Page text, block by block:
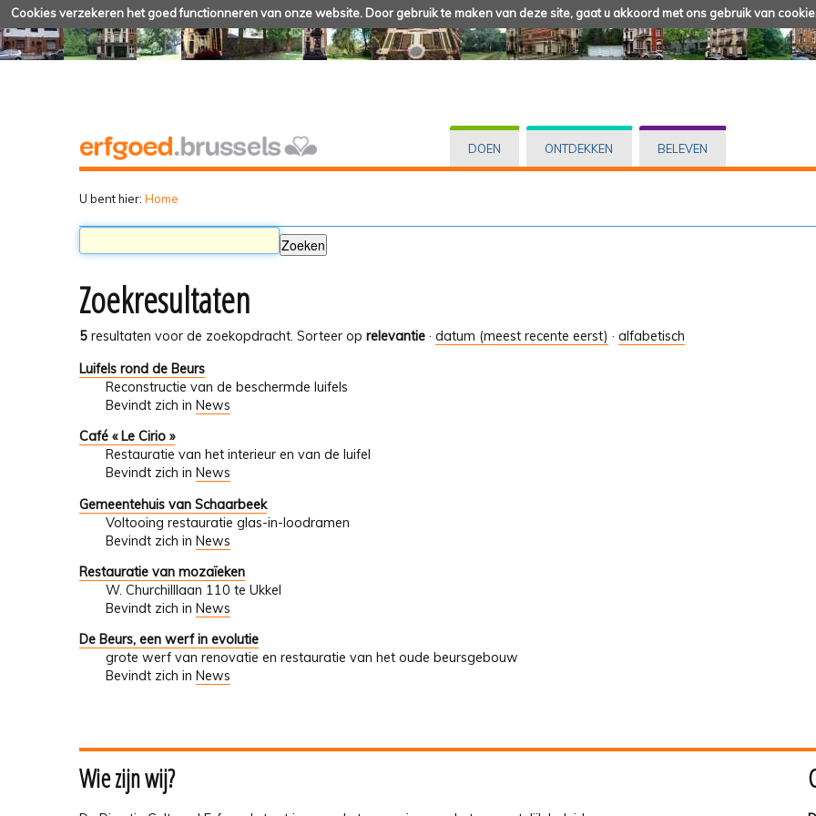
Cookies verzekeren het goed functionneren van onze website. Door gebruik te maken van deze site, gaat u akkoord met ons gebruik van
DOEN ONTDEKKEN BELEVEN
U bent hier: Home
Zoekresultaten
5 resultaten voor de zoekopdracht. Sorteer op relevantie · datum (meest recente eerst) · alfabetisch
Luifels rond de Beurs
Reconstructie van de beschermde luifels
Bevindt zich in News
Café « Le Cirio »
Restauratie van het interieur en van de luifel
Bevindt zich in News
Gemeentehuis van Schaarbeek
Voltooing restauratie glas-in-loodramen
Bevindt zich in News
Restauratie van mozaïeken
W. Churchilllaan 110 te Ukkel
Bevindt zich in News
De Beurs, een werf in evolutie
grote werf van renovatie en restauratie van het oude beursgebouw
Bevindt zich in News
Wie zijn wij?